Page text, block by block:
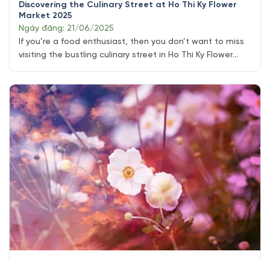
Discovering the Culinary Street at Ho Thi Ky Flower
Market 2025
Ngày đăng: 21/06/2025
If you’re a food enthusiast, then you don’t want to miss
visiting the bustling culinary street in Ho Thi Ky Flower
foods, delicacies, and traditional Vietnamese dishes
that will tantalize your taste buds. In this article, we’ll
explore everything you need to know about [...]